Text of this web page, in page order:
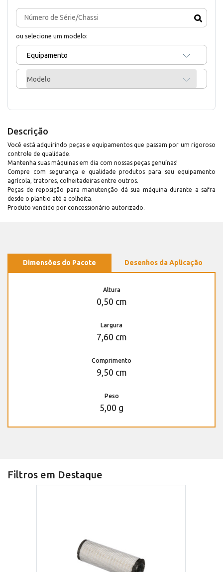
ou selecione um modelo:
Equipamento
Modelo
Descrição
Você está adquirindo peças e equipamentos que passam por um rigoroso
controle de qualidade.
Mantenha suas máquinas em dia com nossas peças genuínas!
Compre com segurança e qualidade produtos para seu equipamento
agrícola, tratores, colheitadeiras entre outros.
Peças de reposição para manutenção dá sua máquina durante a safra
desde o plantio até a colheita.
Produto vendido por concessionário autorizado.
Dimensões do Pacote Desenhos da Aplicação
Altura
0,50 cm
Largura
7,60 cm
Comprimento
9,50 cm
Peso
5,00 g
Filtros em Destaque